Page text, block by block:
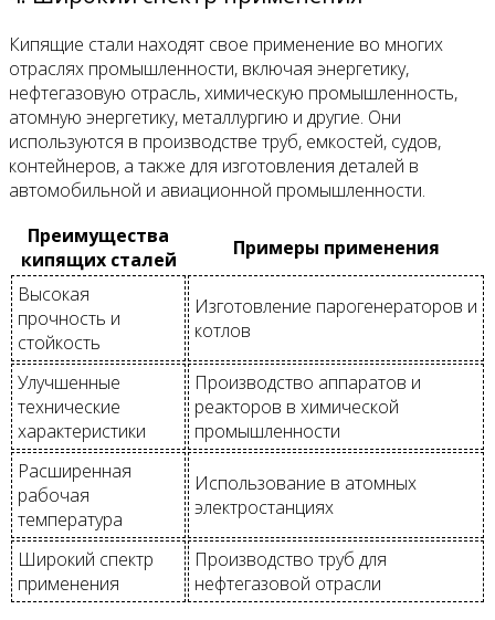
Кипящие стали находят свое применение во многих
отраслях промышленности, включая энергетику,
нефтегазовую отрасль, химическую промышленность,
атомную энергетику, металлургию и другие. Они
используются в производстве труб, емкостей, судов,
контейнеров, а также для изготовления деталей в
автомобильной и авиационной промышленности.
Преимущества
кипящих сталей
Примеры применения
Высокая
прочность и
стойкость
Изготовление парогенераторов и
котлов
Улучшенные
технические
характеристики
Производство аппаратов и
реакторов в химической
промышленности
Расширенная
рабочая
температура
Использование в атомных
электростанциях
Широкий спектр
применения
Производство труб для
нефтегазовой отрасли